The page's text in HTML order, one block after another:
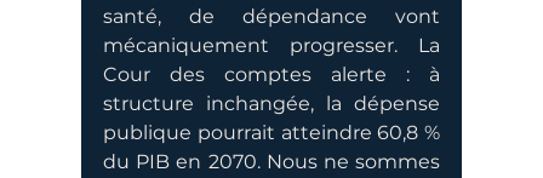
santé, de dépendance vont
mécaniquement progresser. La
Cour des comptes alerte : à
structure inchangée, la dépense
publique pourrait atteindre 60,8 %
du PIB en 2070. Nous ne sommes